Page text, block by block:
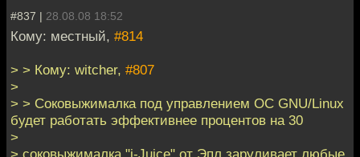
#837 | 28.08.08 18:52
Кому: местный, #814
> > Кому: witcher, #807
>
> > Соковыжималка под управлением ОС GNU/Linux
будет работать эффективнее процентов на 30
>
> соковыжималка "i-Juice" от Эпл заруливает любые